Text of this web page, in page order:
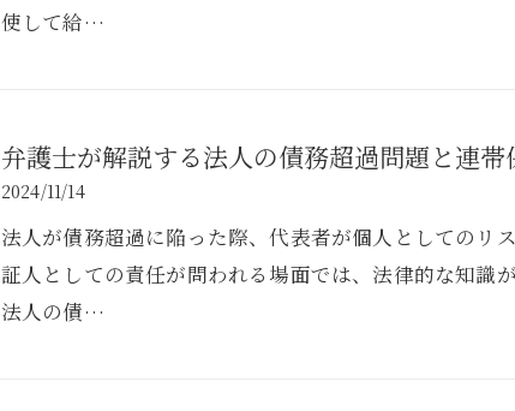
使して給…
弁護士が解説する法人の債務超過問題と連
2024/11/14
法人が債務超過に陥った際、代表者が個人としてのリ
証人としての責任が問われる場面では、法律的な知識
法人の債…